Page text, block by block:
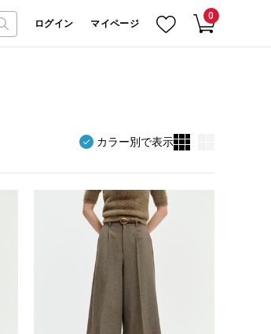
ログイン マイページ
0
カラー別で表示